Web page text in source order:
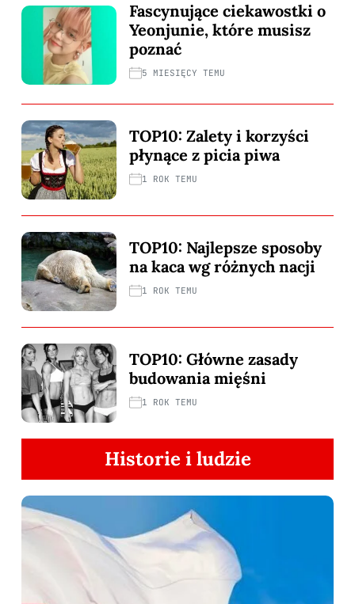
Fascynujące ciekawostki o
Yeonjunie, które musisz
poznać
5 MIESIĘCY TEMU
TOP10: Zalety i korzyści
płynące z picia piwa
1 ROK TEMU
TOP10: Najlepsze sposoby
na kaca wg różnych nacji
1 ROK TEMU
TOP10: Główne zasady
budowania mięśni
1 ROK TEMU
Historie i ludzie